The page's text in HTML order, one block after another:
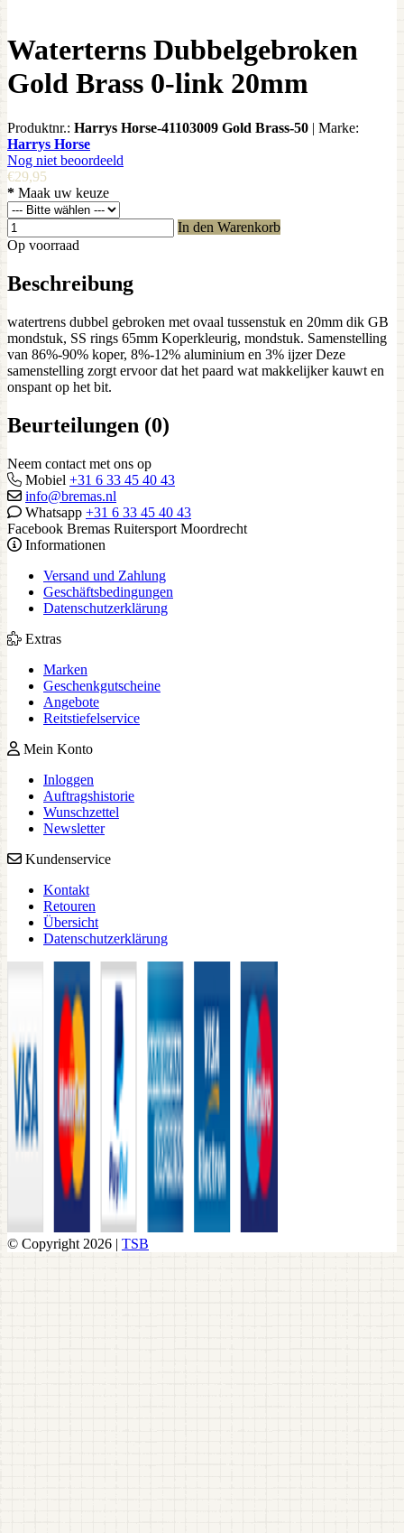
Waterterns Dubbelgebroken
Gold Brass 0-link 20mm
Produktnr.: Harrys Horse-41103009 Gold Brass-50 | Marke:
Harrys Horse
Nog niet beoordeeld
€29,95
* Maak uw keuze
In den Warenkorb
Op voorraad
Beschreibung
watertrens dubbel gebroken met ovaal tussenstuk en 20mm dik GB
mondstuk, SS rings 65mm Koperkleurig, mondstuk. Samenstelling
van 86%-90% koper, 8%-12% aluminium en 3% ijzer Deze
samenstelling zorgt ervoor dat het paard wat makkelijker kauwt en
onspant op het bit.
Beurteilungen (0)
Neem contact met ons op
Mobiel +31 6 33 45 40 43
info@bremas.nl
Whatsapp +31 6 33 45 40 43
Facebook Bremas Ruitersport Moordrecht
Informationen
Versand und Zahlung
Geschäftsbedingungen
Datenschutzerklärung
Extras
Marken
Geschenkgutscheine
Angebote
Reitstiefelservice
Mein Konto
Inloggen
Auftragshistorie
Wunschzettel
Newsletter
Kundenservice
Kontakt
Retouren
Übersicht
Datenschutzerklärung
© Copyright 2026 | TSB